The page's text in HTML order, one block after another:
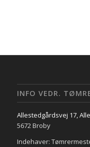
INFO VEDR.
Allestedgårdsvej 17,
5672 Broby
Indehaver: